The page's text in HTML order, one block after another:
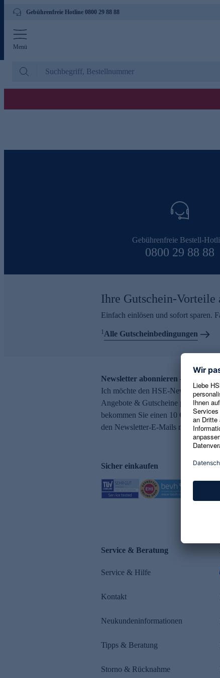
Gebührenfreie Hotline 0800 29 88 88
Menü
Gebührenfreie Bestell-
0800 29 88 88
Ihre Gutschein-
Einfach einlösen und sofort sparen.
1Alle Gutscheinbedingungen
Newsletter abonnieren – 10 €
Ich möchte den HSE-Newsletter
Angebote & Gutscheine per E-Mail
bekommen Sie einen 10 €
den Newsletter-E-Mails möglich.
Sicher einkaufen
Service & Beratung
Service & Hilfe
Kontakt
Neukundeninformationen
Tipps & Beratung
Storno & Rücknahme